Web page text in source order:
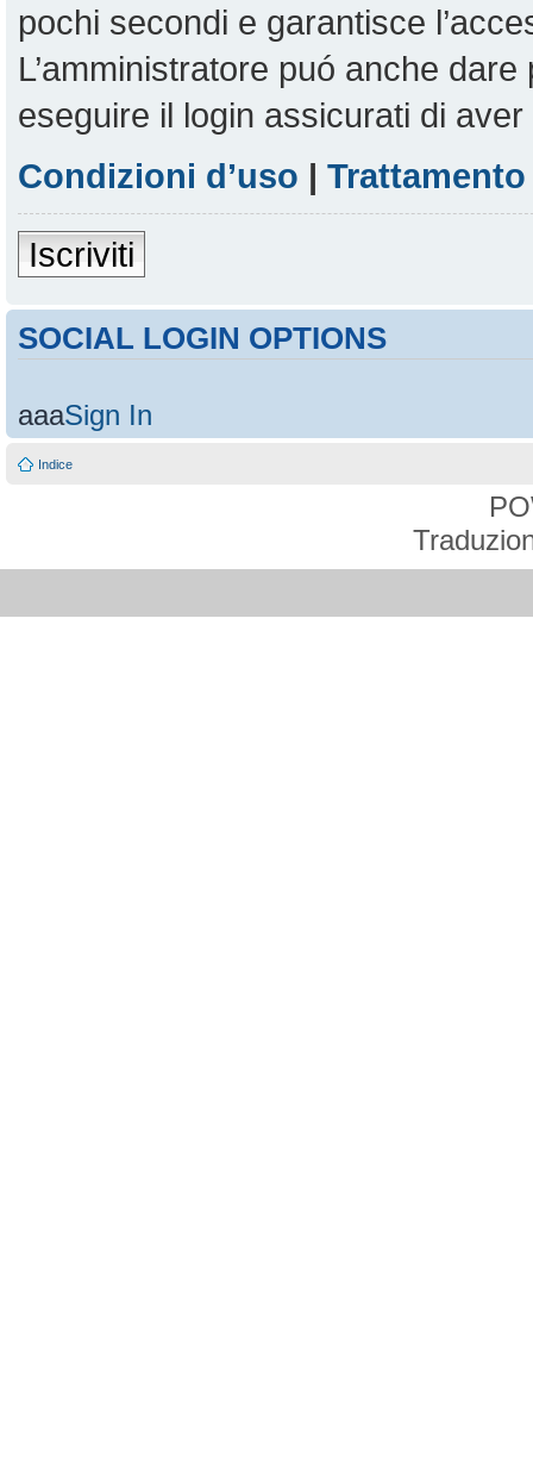
pochi secondi e garantisce
L’amministratore puó anche
eseguire il login assicurati di
Condizioni d’uso |
Iscriviti
SOCIAL LOGIN OPTIONS
aaaSign In
Indice